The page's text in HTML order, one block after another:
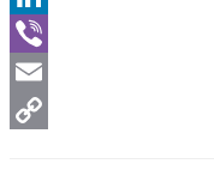
Weibo
LinkedIn
Viber
Email